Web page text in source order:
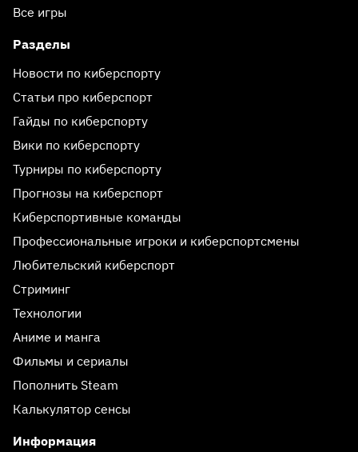
Все игры
Разделы
Новости по киберспорту
Статьи про киберспорт
Гайды по киберспорту
Вики по киберспорту
Турниры по киберспорту
Прогнозы на киберспорт
Киберспортивные команды
Профессиональные игроки и киберспортсмены
Любительский киберспорт
Стриминг
Технологии
Аниме и манга
Фильмы и сериалы
Пополнить Steam
Калькулятор сенсы
Информация